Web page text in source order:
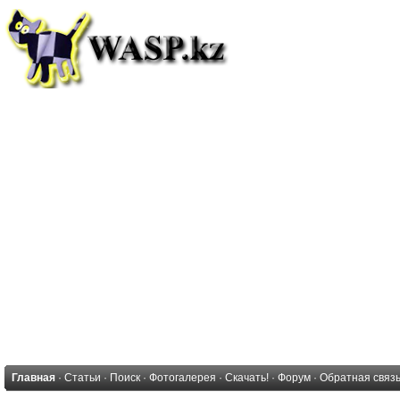
Главная · Статьи · Поиск · Фотогалерея · Скачать! · Форум · Обратная связь